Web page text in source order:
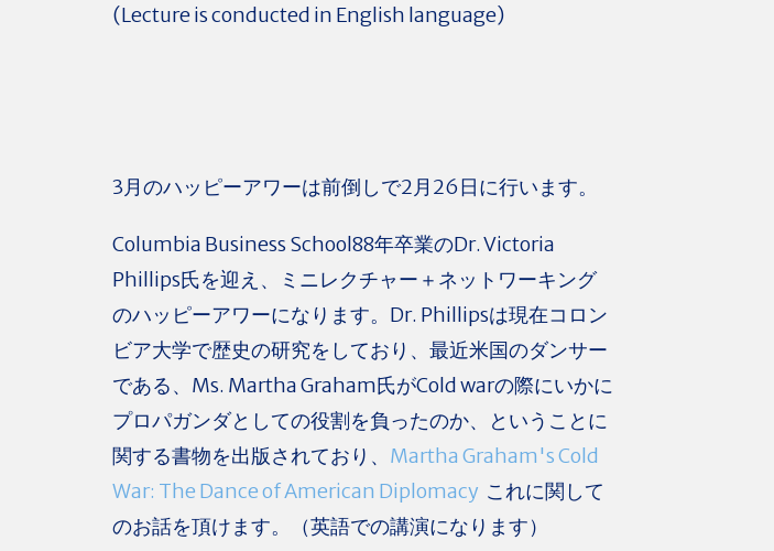
(Lecture is conducted in English language)
3月のハッピーアワーは前倒しで2月26日に行います。
Columbia Business School88年卒業のDr. Victoria
Phillips氏を迎え、ミニレクチャー＋ネットワーキング
のハッピーアワーになります。Dr. Phillipsは現在コロン
ビア大学で歴史の研究をしており、最近米国のダンサー
である、Ms. Martha Graham氏がCold warの際にいかに
プロパガンダとしての役割を負ったのか、ということに
関する書物を出版されており、 Martha Graham's Cold
War: The Dance of American Diplomacy これに関して
のお話を頂けます。（英語での講演になります）